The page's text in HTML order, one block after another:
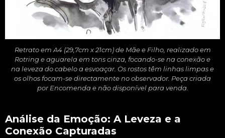
Retrato em A4 (29,7cm x 21cm) de Mãe e Filho, realizado em
Rotring e aguarela em tons cinza, focando-se na conexão e
na leveza do cabelo a esvoaçar. Os rostos têm linhas limpas e
os olhos focam-se directamente no observador. Peça criada
por Encomenda e não disponível para venda.
Análise da Emoção: A Leveza e a
Conexão Capturadas